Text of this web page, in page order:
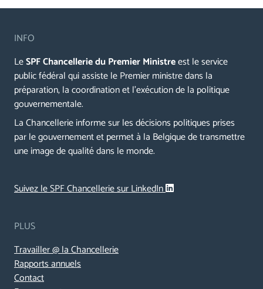
INFO
LeSPF Chancellerie du Premier Ministreest le service
public fédéral qui assiste le Premier ministre dans la
préparation, la coordination et l’exécution de la politique
gouvernementale.
La Chancellerie informe sur les décisions politiques prises
par le gouvernement et permet à la Belgique de transmettre
une image de qualité dans le monde.
Suivez le SPF Chancellerie sur LinkedIn
PLUS
Travailler @ la Chancellerie
Rapports annuels
Contact